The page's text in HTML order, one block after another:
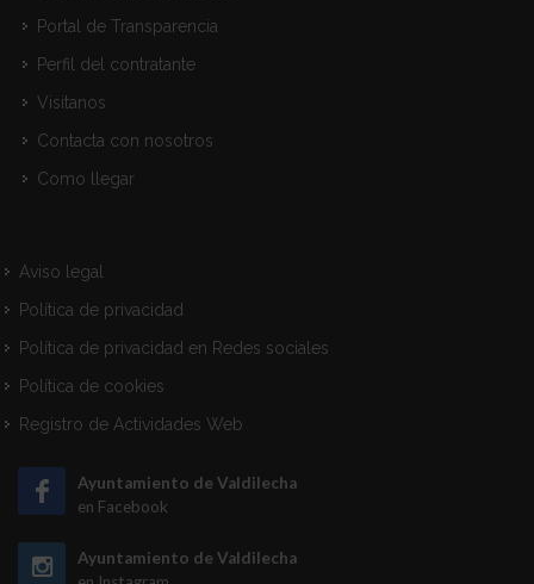
Portal de Transparencia
Perfil del contratante
Visitanos
Contacta con nosotros
Como llegar
Aviso legal
Política de privacidad
Política de privacidad en Redes sociales
Política de cookies
Registro de Actividades Web
Ayuntamiento de Valdilecha
en Facebook
Ayuntamiento de Valdilecha